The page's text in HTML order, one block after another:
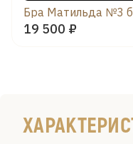
19 500 ₽